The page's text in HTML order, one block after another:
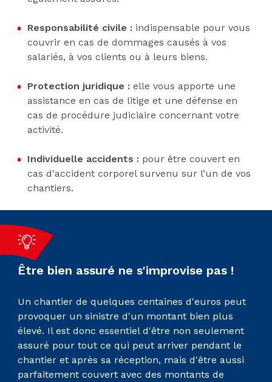
Responsabilité civile :indispensable pour vous
couvrir en cas de dommages causés à vos
salariés, à vos clients ou à leurs biens.
Protection juridique :elle vous apporte une
assistance en cas de litige et une défense en
cas de procédure judiciaire concernant votre
activité.
Individuelle accidents :pour être couvert en
cas d'accident corporel survenu sur l’un de vos
chantiers.
Être bien assuré ne s'improvise pas !
Un chantier de quelques centaines d'euros peut
provoquer un sinistre d'un montant bien plus
élevé. Il est donc essentiel d'être non seulement
assuré pour tout ce qui peut arriver pendant le
chantier et après sa réception, mais d'être aussi
parfaitement couvert avec des montants de